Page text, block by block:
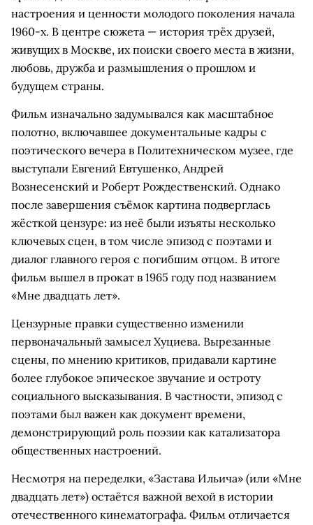
настроения и ценности молодого поколения начала
1960-х. В центре сюжета — история трёх друзей,
живущих в Москве, их поиски своего места в жизни,
любовь, дружба и размышления о прошлом и
будущем страны.
Фильм изначально задумывался как масштабное
полотно, включавшее документальные кадры с
поэтического вечера в Политехническом музее, где
выступали Евгений Евтушенко, Андрей
Вознесенский и Роберт Рождественский. Однако
после завершения съёмок картина подверглась
жёсткой цензуре: из неё были изъяты несколько
ключевых сцен, в том числе эпизод с поэтами и
диалог главного героя с погибшим отцом. В итоге
фильм вышел в прокат в 1965 году под названием
«Мне двадцать лет».
Цензурные правки существенно изменили
первоначальный замысел Хуциева. Вырезанные
сцены, по мнению критиков, придавали картине
более глубокое эпическое звучание и остроту
социального высказывания. В частности, эпизод с
поэтами был важен как документ времени,
демонстрирующий роль поэзии как катализатора
общественных настроений.
Несмотря на переделки, «Застава Ильича» (или «Мне
двадцать лет») остаётся важной вехой в истории
отечественного кинематографа. Фильм отличается